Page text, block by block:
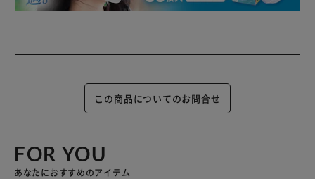
この商品についてのお問合せ
FOR YOU
あなたにおすすめのアイテム